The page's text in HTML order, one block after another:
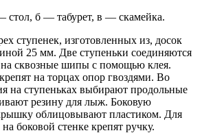
стол, б — табурет, в — скамейка.
ступенек, изготовленных из, досок
25 мм. Две ступеньки соединяются
сквозные шипы с помощью клея.
на торцах опор гвоздями. Во
на ступеньках выбирают продольные
резину для лыж. Боковую
облицовывают пластиком. Для
боковой стенке крепят ручку.